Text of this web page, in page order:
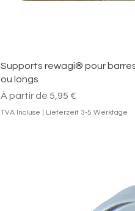
Supports rewagi® pour
ou longs
À partir de 5,95 €
Prix promotionnel
TVA Incluse Lieferzeit 3-5 Werktage